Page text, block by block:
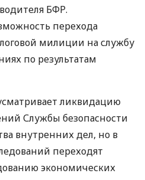
БФР.
перехода
милиции на службу
по результатам
ликвидацию
Службы безопасности
внутренних дел, но в
переходят
экономических